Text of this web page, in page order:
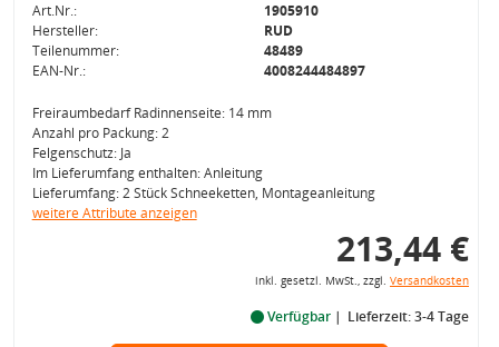
Art.Nr.:
1905910
Hersteller:
RUD
Teilenummer:
48489
EAN-Nr.:
4008244484897
Freiraumbedarf Radinnenseite: 14 mm
Anzahl pro Packung: 2
Felgenschutz: Ja
Im Lieferumfang enthalten: Anleitung
Lieferumfang: 2 Stück Schneeketten, Montageanleitung
weitere Attribute anzeigen
213,44 €
inkl. gesetzl. MwSt., zzgl. Versandkosten
Verfügbar Lieferzeit: 3-4 Tage